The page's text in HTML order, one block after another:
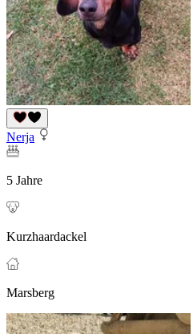
Nerja
5 Jahre
Kurzhaardackel
Marsberg